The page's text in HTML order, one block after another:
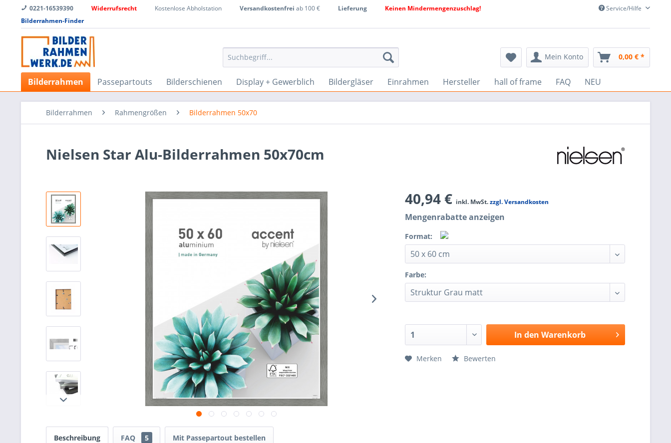
0221-16539390 Widerrufsrecht Kostenlose Abholstation Versandkostenfrei ab 100 € Lieferung
Keinen Mindermengenzuschlag!
Bilderrahmen-Finder
Service/Hilfe
Mein Konto 0,00 € *
Bilderrahmen Passepartouts Bilderschienen Display + Gewerblich Bildergläser Einrahmen Hersteller hall of frame FAQ NEU
Bilderrahmen Rahmengrößen Bilderrahmen 50x70
Nielsen Star Alu-Bilderrahmen 50x70cm
40,94 € inkl. MwSt.zzgl. Versandkosten
Mengenrabatte anzeigen
Format:
Farbe:
In den Warenkorb
Merken Bewerten
Beschreibung FAQ 5 Mit Passepartout bestellen